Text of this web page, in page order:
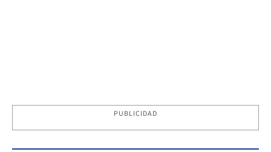
PUBLICIDAD